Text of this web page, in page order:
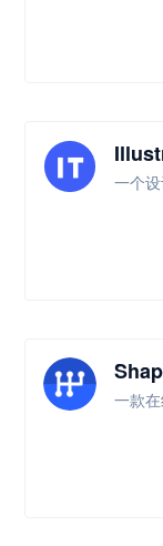
一个
一款